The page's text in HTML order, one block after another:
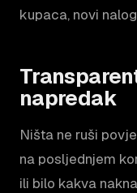
kupaca, novi
napredak
Ništa ne ruši
na posljednjem
ili bilo kakva